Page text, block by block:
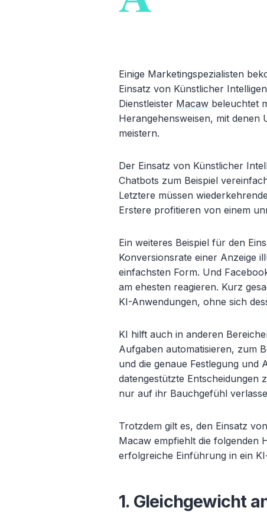
Einige Marketingspezialisten
Einsatz von Künstlicher
Dienstleister Macaw beleuchtet
Herangehensweisen, mit denen
meistern.
Der Einsatz von Künstlicher
Chatbots zum Beispiel
Letztere müssen
Erstere profitieren von einem
Ein weiteres Beispiel für den
Konversionsrate einer Anzeige
einfachsten Form. Und
am ehesten reagieren. Kurz
KI-Anwendungen, ohne sich
KI hilft auch in anderen
Aufgaben automatisieren, zum
und die genaue Festlegung und
datengestützte Entscheidungen
nur auf ihr Bauchgefühl
Trotzdem gilt es, den Einsatz
Macaw empfiehlt die folgenden
erfolgreiche Einführung in ein
1. Gleichgewicht